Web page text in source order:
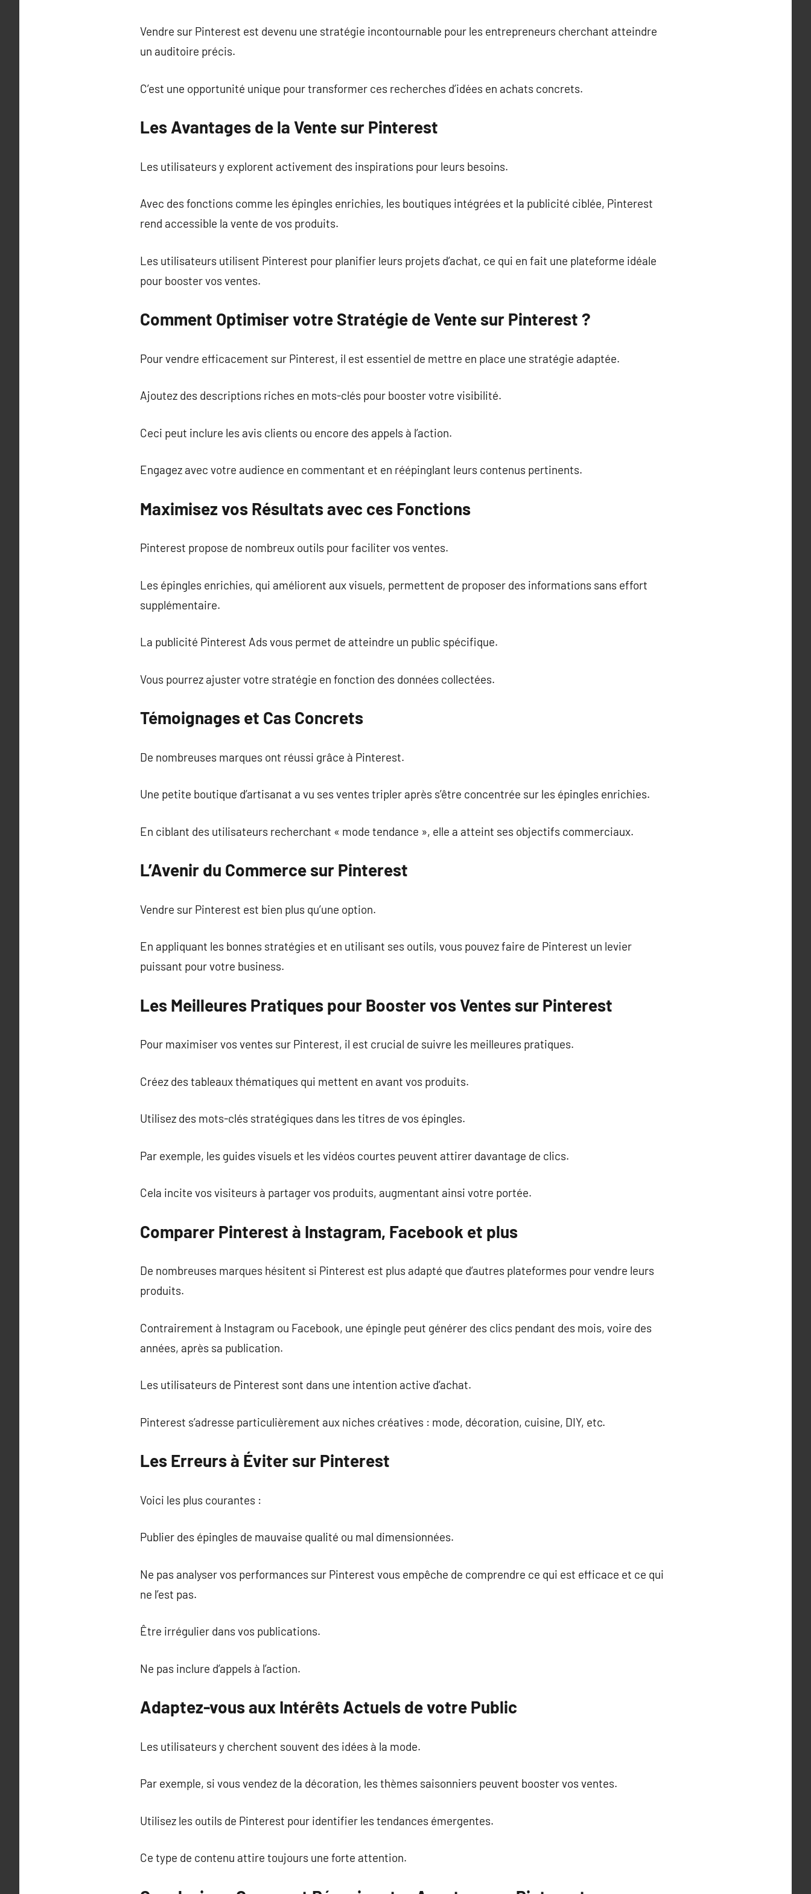
Vendre sur Pinterest est devenu une stratégie incontournable pour les entrepreneurs cherchant atteindre
un auditoire précis.
C’est une opportunité unique pour transformer ces recherches d’idées en achats concrets.
Les Avantages de la Vente sur Pinterest
Les utilisateurs y explorent activement des inspirations pour leurs besoins.
Avec des fonctions comme les épingles enrichies, les boutiques intégrées et la publicité ciblée, Pinterest
rend accessible la vente de vos produits.
Les utilisateurs utilisent Pinterest pour planifier leurs projets d’achat, ce qui en fait une plateforme idéale
pour booster vos ventes.
Comment Optimiser votre Stratégie de Vente sur Pinterest ?
Pour vendre efficacement sur Pinterest, il est essentiel de mettre en place une stratégie adaptée.
Ajoutez des descriptions riches en mots-clés pour booster votre visibilité.
Ceci peut inclure les avis clients ou encore des appels à l’action.
Engagez avec votre audience en commentant et en réépinglant leurs contenus pertinents.
Maximisez vos Résultats avec ces Fonctions
Pinterest propose de nombreux outils pour faciliter vos ventes.
Les épingles enrichies, qui améliorent aux visuels, permettent de proposer des informations sans effort
supplémentaire.
La publicité Pinterest Ads vous permet de atteindre un public spécifique.
Vous pourrez ajuster votre stratégie en fonction des données collectées.
Témoignages et Cas Concrets
De nombreuses marques ont réussi grâce à Pinterest.
Une petite boutique d’artisanat a vu ses ventes tripler après s’être concentrée sur les épingles enrichies.
En ciblant des utilisateurs recherchant « mode tendance », elle a atteint ses objectifs commerciaux.
L’Avenir du Commerce sur Pinterest
Vendre sur Pinterest est bien plus qu’une option.
En appliquant les bonnes stratégies et en utilisant ses outils, vous pouvez faire de Pinterest un levier
puissant pour votre business.
Les Meilleures Pratiques pour Booster vos Ventes sur Pinterest
Pour maximiser vos ventes sur Pinterest, il est crucial de suivre les meilleures pratiques.
Créez des tableaux thématiques qui mettent en avant vos produits.
Utilisez des mots-clés stratégiques dans les titres de vos épingles.
Par exemple, les guides visuels et les vidéos courtes peuvent attirer davantage de clics.
Cela incite vos visiteurs à partager vos produits, augmentant ainsi votre portée.
Comparer Pinterest à Instagram, Facebook et plus
De nombreuses marques hésitent si Pinterest est plus adapté que d’autres plateformes pour vendre leurs
produits.
Contrairement à Instagram ou Facebook, une épingle peut générer des clics pendant des mois, voire des
années, après sa publication.
Les utilisateurs de Pinterest sont dans une intention active d’achat.
Pinterest s’adresse particulièrement aux niches créatives : mode, décoration, cuisine, DIY, etc.
Les Erreurs à Éviter sur Pinterest
Voici les plus courantes :
Publier des épingles de mauvaise qualité ou mal dimensionnées.
Ne pas analyser vos performances sur Pinterest vous empêche de comprendre ce qui est efficace et ce qui
ne l’est pas.
Être irrégulier dans vos publications.
Ne pas inclure d’appels à l’action.
Adaptez-vous aux Intérêts Actuels de votre Public
Les utilisateurs y cherchent souvent des idées à la mode.
Par exemple, si vous vendez de la décoration, les thèmes saisonniers peuvent booster vos ventes.
Utilisez les outils de Pinterest pour identifier les tendances émergentes.
Ce type de contenu attire toujours une forte attention.